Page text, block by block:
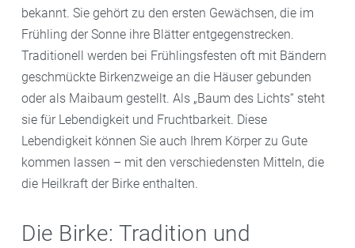
bekannt. Sie gehört zu den ersten Gewächsen, die im
Frühling der Sonne ihre Blätter entgegenstrecken.
Traditionell werden bei Frühlingsfesten oft mit Bändern
geschmückte Birkenzweige an die Häuser gebunden
oder als Maibaum gestellt. Als „Baum des Lichts“ steht
sie für Lebendigkeit und Fruchtbarkeit. Diese
Lebendigkeit können Sie auch Ihrem Körper zu Gute
kommen lassen – mit den verschiedensten Mitteln, die
die Heilkraft der Birke enthalten.
Die Birke: Tradition und